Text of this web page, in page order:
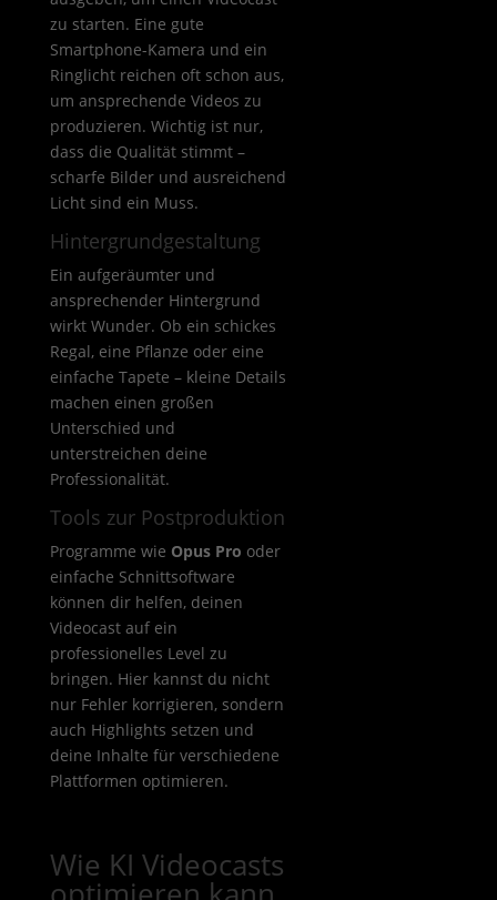
zu starten. Eine gute
Smartphone-Kamera und ein
Ringlicht reichen oft schon aus,
um ansprechende Videos zu
produzieren. Wichtig ist nur,
dass die Qualität stimmt –
scharfe Bilder und ausreichend
Licht sind ein Muss.
Hintergrundgestaltung
Ein aufgeräumter und
ansprechender Hintergrund
wirkt Wunder. Ob ein schickes
Regal, eine Pflanze oder eine
einfache Tapete – kleine Details
machen einen großen
Unterschied und
unterstreichen deine
Professionalität.
Tools zur Postproduktion
Programme wie Opus Pro oder
einfache Schnittsoftware
können dir helfen, deinen
Videocast auf ein
professionelles Level zu
bringen. Hier kannst du nicht
nur Fehler korrigieren, sondern
auch Highlights setzen und
deine Inhalte für verschiedene
Plattformen optimieren.
Wie KI Videocasts